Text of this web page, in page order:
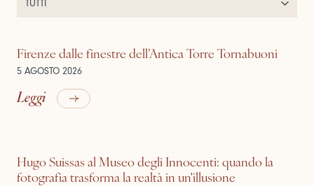
Firenze dalle finestre dell’Antica Torre Tornabuoni
5 AGOSTO 2026
Leggi
Hugo Suissas al Museo degli Innocenti: quando la
fotografia trasforma la realtà in un'illusione